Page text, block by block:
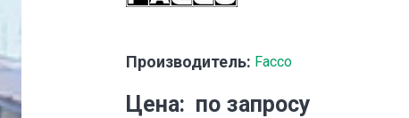
Производитель: Facco
Цена по запросу